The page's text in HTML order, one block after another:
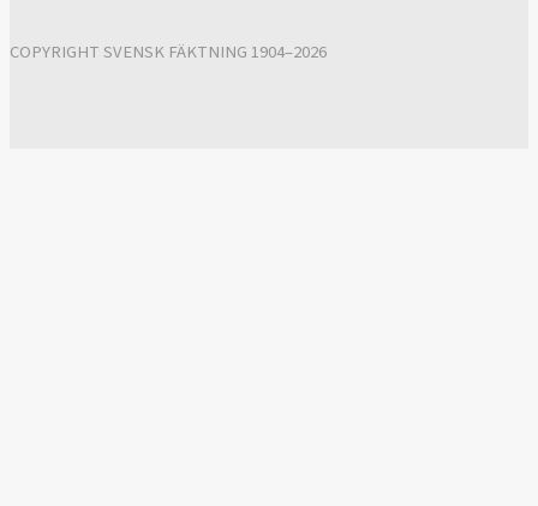
COPYRIGHT SVENSK FÄKTNING 1904–2026